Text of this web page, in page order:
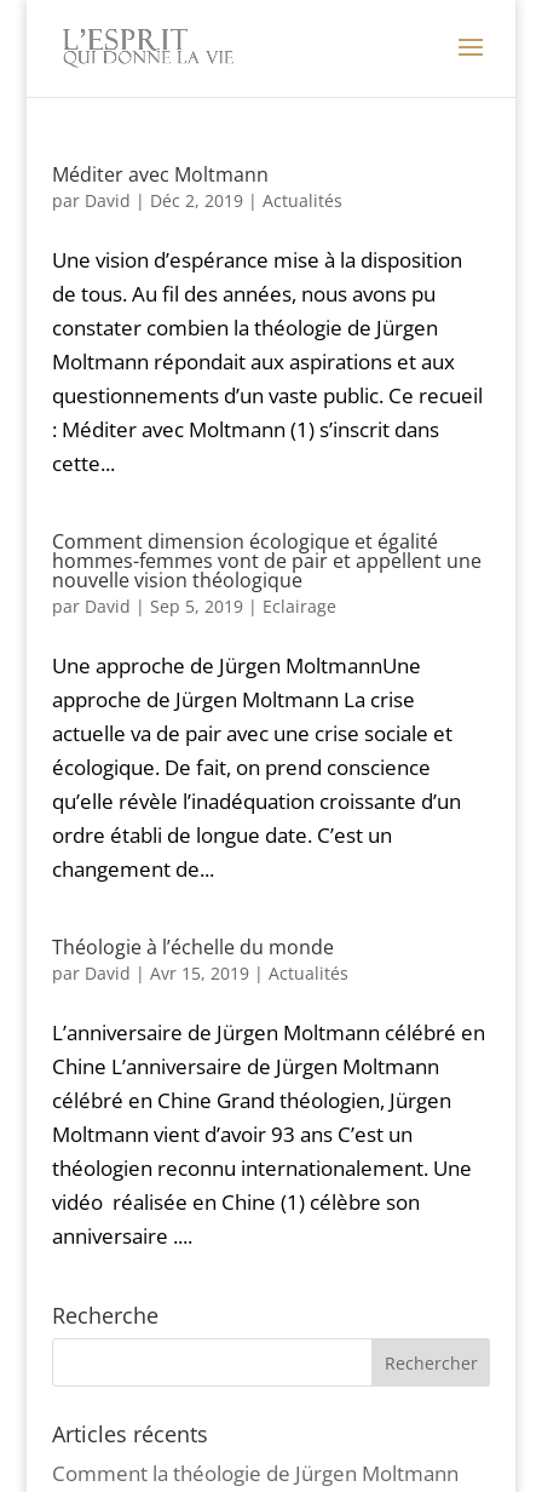
Méditer avec Moltmann
par David | Déc 2, 2019| Actualités
Une vision d’espérance mise à la disposition
de tous. Au fil des années, nous avons pu
constater combien la théologie de Jürgen
Moltmann répondait aux aspirations et aux
questionnements d’un vaste public. Ce recueil
: Méditer avec Moltmann (1) s’inscrit dans
cette...
Comment dimension écologique et égalité
hommes-femmes vont de pair et appellent une
nouvelle vision théologique
par David | Sep 5, 2019| Eclairage
Une approche de Jürgen MoltmannUne
approche de Jürgen Moltmann La crise
actuelle va de pair avec une crise sociale et
écologique. De fait, on prend conscience
qu’elle révèle l’inadéquation croissante d’un
ordre établi de longue date. C’est un
changement de...
Théologie à l’échelle du monde
par David | Avr 15, 2019| Actualités
L’anniversaire de Jürgen Moltmann célébré en
Chine L’anniversaire de Jürgen Moltmann
célébré en Chine Grand théologien, Jürgen
Moltmann vient d’avoir 93 ans C’est un
théologien reconnu internationalement. Une
vidéo réalisée en Chine (1) célèbre son
anniversaire ....
Recherche
Articles récents
Comment la théologie de Jürgen Moltmann